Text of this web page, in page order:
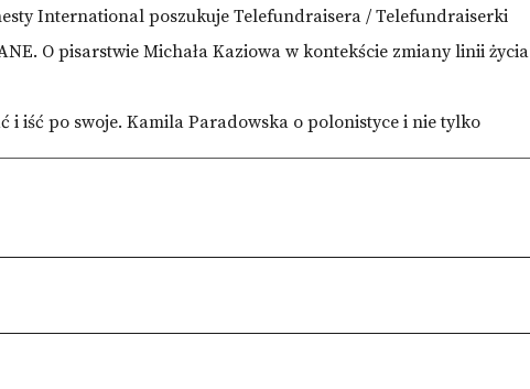
International poszukuje Telefundraisera / Telefundraiserki
O pisarstwie Michała Kaziowa w kontekście zmiany linii życia
i iść po swoje. Kamila Paradowska o polonistyce i nie tylko